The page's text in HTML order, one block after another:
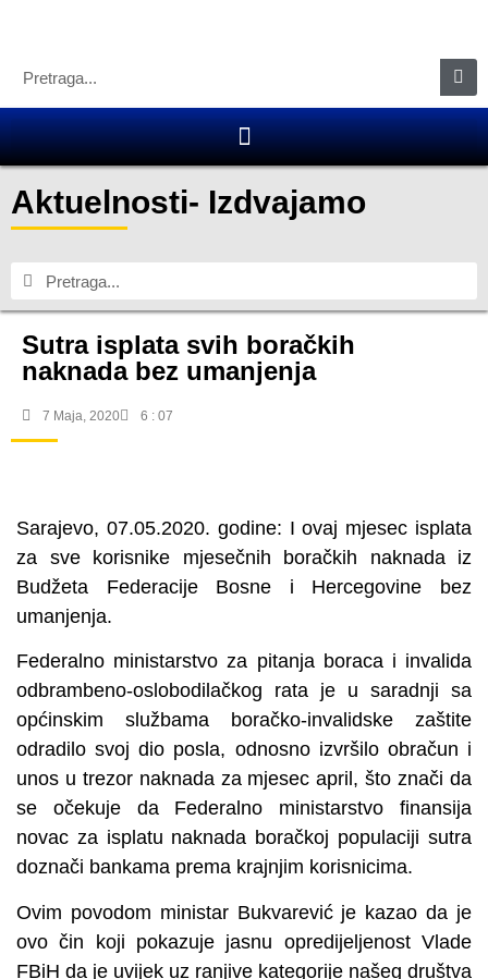
Aktuelnosti- Izdvajamo
Sutra isplata svih boračkih
naknada bez umanjenja
7 Maja, 2020 6 : 07
Sarajevo, 07.05.2020. godine: I ovaj mjesec isplata
za sve korisnike mjesečnih boračkih naknada iz
Budžeta Federacije Bosne i Hercegovine bez
umanjenja.
Federalno ministarstvo za pitanja boraca i invalida
odbrambeno-oslobodilačkog rata je u saradnji sa
općinskim službama boračko-invalidske zaštite
odradilo svoj dio posla, odnosno izvršilo obračun i
unos u trezor naknada za mjesec april, što znači da
se očekuje da Federalno ministarstvo finansija
novac za isplatu naknada boračkoj populaciji sutra
doznači bankama prema krajnjim korisnicima.
Ovim povodom ministar Bukvarević je kazao da je
ovo čin koji pokazuje jasnu opredijeljenost Vlade
FBiH da je uvijek uz ranjive kategorije našeg društva